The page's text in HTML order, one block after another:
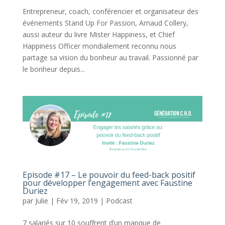
Entrepreneur, coach, conférencier et organisateur des
événements Stand Up For Passion, Arnaud Collery,
aussi auteur du livre Mister Happiness, et Chief
Happiness Officer mondialement reconnu nous
partage sa vision du bonheur au travail. Passionné par
le bonheur depuis...
Episode #17 – Le pouvoir du feed-back positif
pour développer l’engagement avec Faustine
Duriez
par Julie | Fév 19, 2019 | Podcast
7 salariés sur 10 souffrent d’un manque de